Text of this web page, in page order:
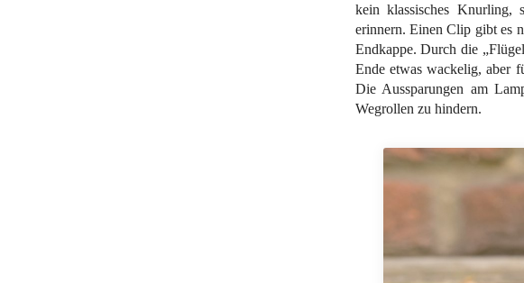
kein klassisches Knurling,
erinnern. Einen Clip gibt es
Endkappe. Durch die
Ende etwas wackelig, aber
Die Aussparungen am
Wegrollen zu hindern.